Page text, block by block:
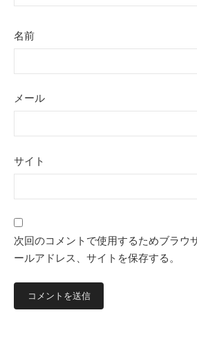
名前
メール
サイト
次回のコメントで使用するためブラウ
ールアドレス、サイトを保存する。